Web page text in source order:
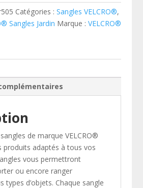
Catégories : Sangles VELCRO®,
Sangles Jardin Marque : VELCRO®
de marque VELCRO®
produits adaptés à tous vos
vous permettront
ou encore ranger
types d’objets. Chaque sangle